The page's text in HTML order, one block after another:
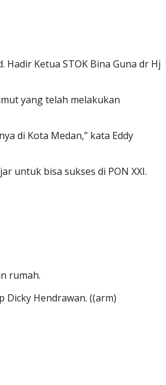
Hadir Ketua STOK Bina Guna dr Hj
yang telah melakukan
di Kota Medan,” kata Eddy
untuk bisa sukses di PON XXI.
rumah.
Dicky Hendrawan. ((arm)